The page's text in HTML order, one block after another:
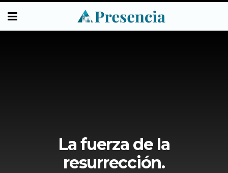
La fuerza de la
resurrección.